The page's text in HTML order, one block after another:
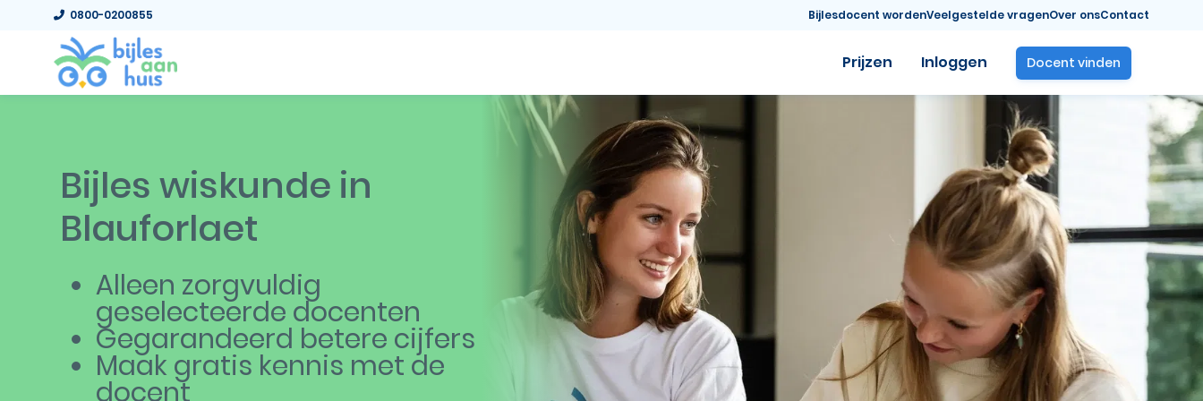
0800-0200855 Bijlesdocent wordenVeelgestelde vragenOver onsContact
Prijzen Inloggen Docent vinden
Bijles wiskunde in
Blauforlaet
Alleen zorgvuldig
geselecteerde docenten
Gegarandeerd betere cijfers
Maak gratis kennis met de
docent